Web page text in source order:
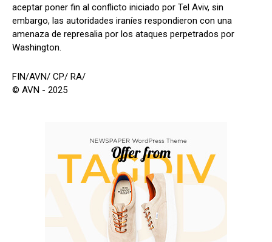
aceptar poner fin al conflicto iniciado por Tel Aviv, sin
embargo, las autoridades iraníes respondieron con una
amenaza de represalia por los ataques perpetrados por
Washington.
FIN/AVN/ CP/ RA/
© AVN - 2025